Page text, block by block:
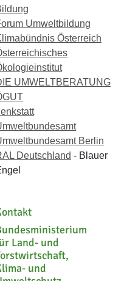
Umweltbildung
Österreich
UMWELTBERATUNG
Berlin
Deutschland - Blauer
Land- und
und